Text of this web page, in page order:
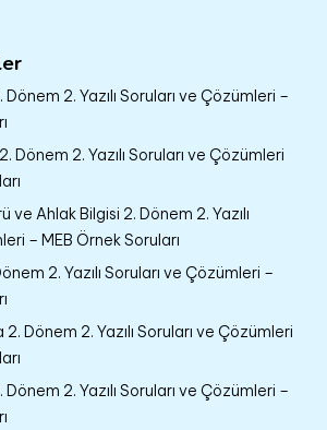
Dönem 2. Yazılı Soruları ve Çözümleri –
2. Dönem 2. Yazılı Soruları ve Çözümleri
ve Ahlak Bilgisi 2. Dönem 2. Yazılı
– MEB Örnek Soruları
2. Yazılı Soruları ve Çözümleri –
2. Dönem 2. Yazılı Soruları ve Çözümleri
Dönem 2. Yazılı Soruları ve Çözümleri –